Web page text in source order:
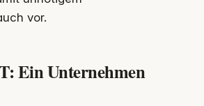
vor.
Ein Unternehmen